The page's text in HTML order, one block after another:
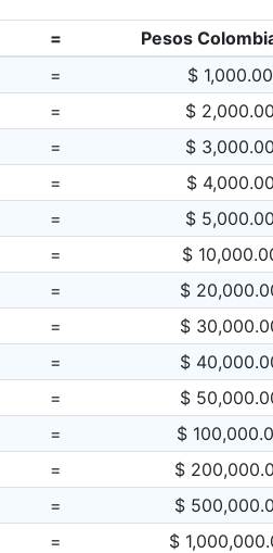
=
Pesos
= $ 1,000.00
= $ 2,000.00
= $ 3,000.00
= $ 4,000.00
= $ 5,000.00
= $
= $
= $
= $
= $
= $
= $
= $
= $